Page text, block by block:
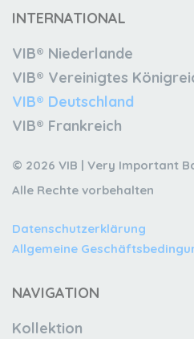
INTERNATIONAL
VIB® Niederlande
VIB® Vereinigtes
VIB® Deutschland
VIB® Frankreich
© 2026 VIB | Very Important
Alle Rechte vorbehalten
Datenschutzerklärung
Allgemeine
NAVIGATION
Kollektion